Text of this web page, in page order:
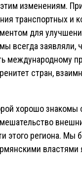
изменениям.
транспортных и
для
всегда заявляли,
международному
стран,
хорошо знакомы
этого региона. Мы
властями